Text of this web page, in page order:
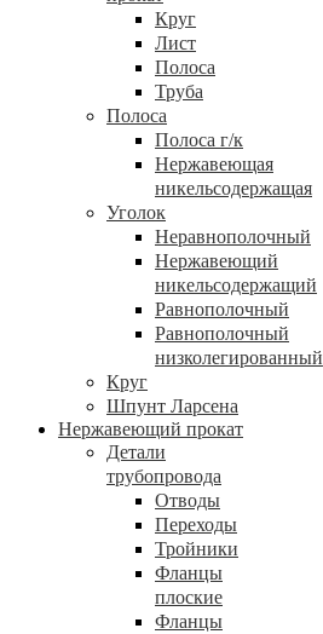
Круг
Лист
Полоса
Труба
Полоса
Полоса г/к
Нержавеющая
никельсодержащая
Уголок
Неравнополочный
Нержавеющий
никельсодержащий
Равнополочный
Равнополочный
низколегированный
Круг
Шпунт Ларсена
Нержавеющий прокат
Детали
трубопровода
Отводы
Переходы
Тройники
Фланцы
плоские
Фланцы